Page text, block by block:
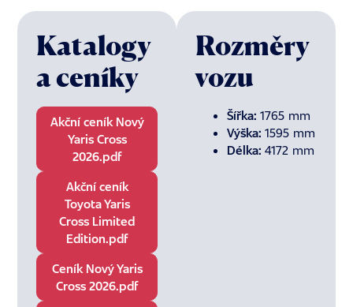
Katalogy
a ceníky
Akční ceník Nový
Yaris Cross
2026.pdf
Akční ceník
Toyota Yaris
Cross Limited
Edition.pdf
Ceník Nový Yaris
Cross 2026.pdf
Rozměry
vozu
Šířka: 1765 mm
Výška: 1595 mm
Délka: 4172 mm